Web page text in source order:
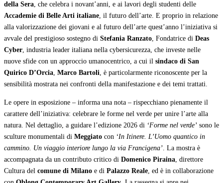
della Sera, che celebra i novant’anni, e ai lavori degli studenti delle
Accademie di Belle Arti italiane, il futuro dell’arte. E proprio in relazione
alla valorizzazione dei giovani e al futuro dell’arte quest’anno l’iniziativa si
avvale del prestigioso sostegno di Stefania Ranzato, Fondatrice di Deas
Cyber, industria leader italiana nella cybersicurezza, che investe nelle
nuove sfide con un approccio umanocentrico, a cui il sindaco di San
Quirico D’Orcia, Marco Bartoli, è particolarmente riconoscente per la
sensibilità mostrata nei confronti della manifestazione e dei temi trattati.
Le opere in esposizione – informa una nota – rispecchiano pienamente il
carattere dell’iniziativa: celebrare le forme nel verde per unire l’arte alla
natura. Nel dettaglio, a guidare l’edizione 2026 di ‘Forme nel verde’ sono le
sculture monumentali di Meggiato con ‘In Itinere. L’Uomo quantico in
cammino. Un viaggio interiore lungo la via Francigena’. La mostra è
accompagnata da un contributo critico di Domenico Piraina, direttore
Cultura del comune di Milano e di Palazzo Reale, ed è in collaborazione